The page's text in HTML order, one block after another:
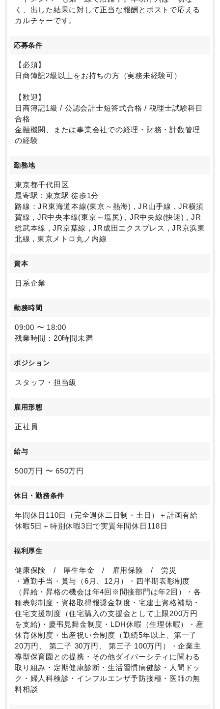
く、出した結果に対して正当な報酬とポストで応える
カルチャーです。
応募条件
【必須】
日商簿記2級以上をお持ちの方（実務未経験可）
【歓迎】
日商簿記1級 / 公認会計士短答式合格 / 税理士試験科目
合格
金融機関、または事業会社での経理・財務・計数管理
の経験
勤務地
東京都千代田区
最寄駅：東京駅 徒歩1分
路線：JR東海道本線(東京～熱海) , JR山手線 , JR横須
賀線 , JR中央本線(東京～塩尻) , JR中央線(快速) , JR
総武本線 , JR京葉線 , JR成田エクスプレス , JR京浜東
北線 , 東京メトロ丸ノ内線
資本
日系企業
勤務時間
09:00 〜 18:00
残業時間：20時間未満
ポジション
スタッフ・担当級
雇用形態
正社員
給与
500万円 〜 650万円
休日・勤務条件
年間休日110日（完全週休二日制・土日）＋計画有給
休暇5日＋特別休暇3日で実質年間休日118日
福利厚生
健康保険 / 厚生年金 / 雇用保険 / 労災
・通勤手当・賞与（6月、12月）・四半期表彰制度
（昇給・昇格の機会は年4回※間接部門は年2回）・各
種表彰制度・資格取得報奨金制度・宅建士資格補助・
住宅支援制度（住宅購入の支援金として上限200万円
を支給)・慶弔見舞金制度・LDH休暇（生理休暇）・産
休育休制度・出産祝い金制度（勤続5年以上、第一子
20万円、 第二子 30万円、 第三子 100万円）・企業主
導型保育園との提携・その他ダイバーシティに関わる
取り組み・定期健康診断・生活習慣病健診・人間ドッ
ク・婦人科検診・インフルエンザ予防接種・医師の無
料相談